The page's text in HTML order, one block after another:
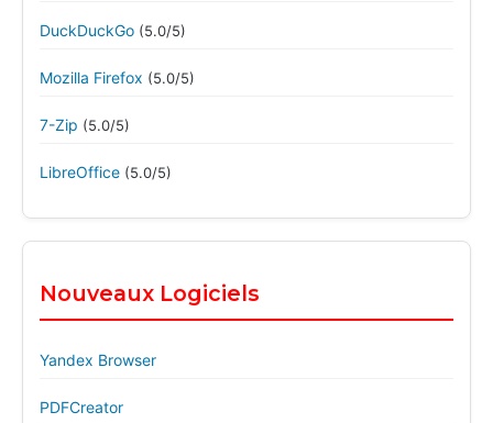
DuckDuckGo (5.0/5)
Mozilla Firefox (5.0/5)
7-Zip (5.0/5)
LibreOffice (5.0/5)
Nouveaux Logiciels
Yandex Browser
PDFCreator